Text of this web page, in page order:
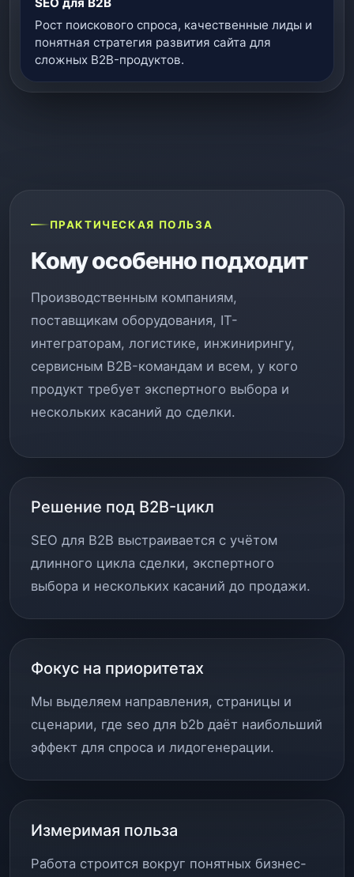
Рост поискового спроса, качественные лиды и
понятная стратегия развития сайта для
сложных B2B-продуктов.
ПРАКТИЧЕСКАЯ ПОЛЬЗА
Кому особенно подходит
Производственным компаниям,
поставщикам оборудования, IT-
интеграторам, логистике, инжинирингу,
сервисным B2B-командам и всем, у кого
продукт требует экспертного выбора и
нескольких касаний до сделки.
Решение под B2B-цикл
SEO для B2B выстраивается с учётом
длинного цикла сделки, экспертного
выбора и нескольких касаний до продажи.
Фокус на приоритетах
Мы выделяем направления, страницы и
сценарии, где seo для b2b даёт наибольший
эффект для спроса и лидогенерации.
Измеримая польза
Работа строится вокруг понятных бизнес-